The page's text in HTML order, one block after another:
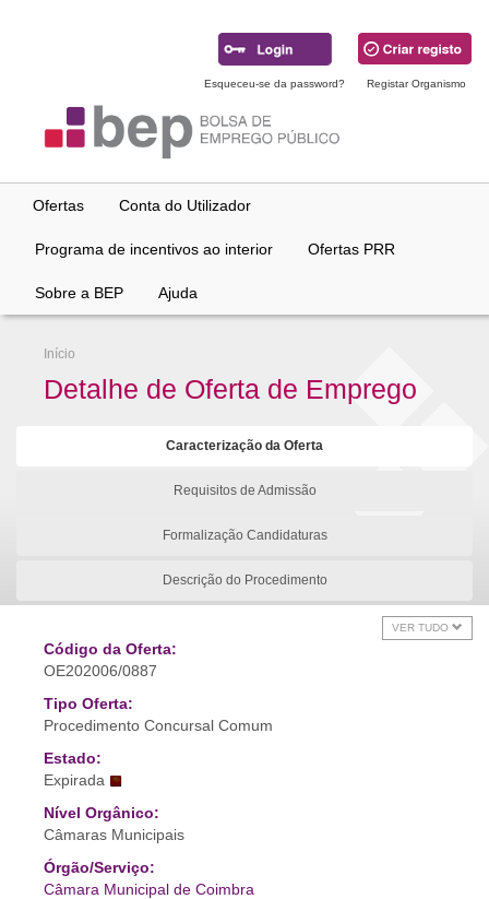
Esqueceu-se da password? Registar Organismo
Ofertas Conta do Utilizador
Programa de incentivos ao interior Ofertas PRR
Sobre a BEP Ajuda
Início
Detalhe de Oferta de Emprego
Caracterização da Oferta
Requisitos de Admissão
Formalização Candidaturas
Descrição do Procedimento
VER TUDO
Código da Oferta:
OE202006/0887
Tipo Oferta:
Procedimento Concursal Comum
Estado:
Expirada
Nível Orgânico:
Câmaras Municipais
Órgão/Serviço:
Câmara Municipal de Coimbra